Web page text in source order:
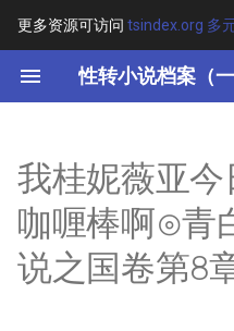
更多资源可访问 tsindex.org 多
性转小说档案（一
键
开
始
搜
其他信息 [Processed Page
Metadata]
正文
我桂妮薇亚
咖喱棒啊⊙青
说之国卷第8